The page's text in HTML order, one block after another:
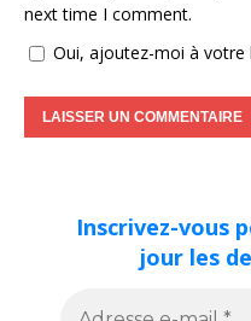
next time I comment.
Oui, ajoutez-moi à votre
Inscrivez-vous
jour les